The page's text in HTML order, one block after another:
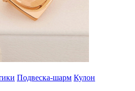
Подвеска-шарм Кулон